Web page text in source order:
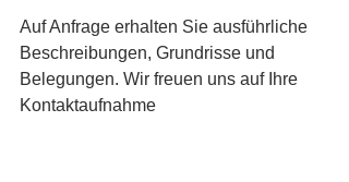
Auf Anfrage erhalten Sie ausführliche
Beschreibungen, Grundrisse und
Belegungen. Wir freuen uns auf Ihre
Kontaktaufnahme